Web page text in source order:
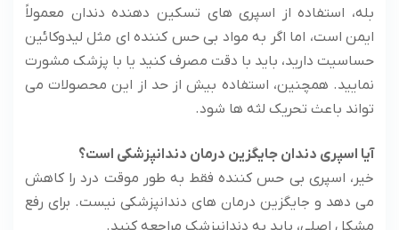
بله، استفاده از اسپری های تسکین دهنده دندان معمولاً
ایمن است، اما اگر به مواد بی حس کننده ای مثل لیدوکائین
حساسیت دارید، باید با دقت مصرف کنید یا با پزشک مشورت
نمایید. همچنین، استفاده بیش از حد از این محصولات می
تواند باعث تحریک لثه ها شود.
آیا اسپری دندان جایگزین درمان دندانپزشکی است؟
خیر، اسپری بی حس کننده فقط به طور موقت درد را کاهش
می دهد و جایگزین درمان های دندانپزشکی نیست. برای رفع